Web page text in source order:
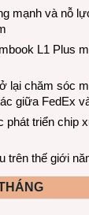
mạnh và nỗ
L1 Plus
lại chăm sóc
giữa FedEx
phát triển chip
trên thế giới